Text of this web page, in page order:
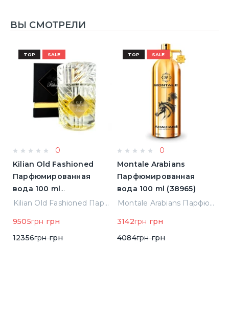
ВЫ СМОТРЕЛИ
TOP SALE
0
Kilian Old Fashioned
Парфюмированная
вода 100 ml
(3700550240723)
Kilian Old Fashioned Парфюмированная вода 100 ml (3700550240723)
9505грн грн
12356грнгрн
TOP SALE
0
Montale Arabians
Парфюмированная
вода 100 ml (38965)
Montale Arabians Парфюмированная вода 100 ml (38965)
3142грн грн
4084грнгрн